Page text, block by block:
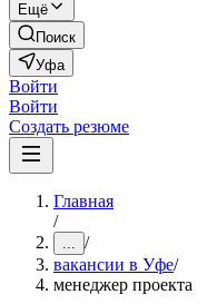
Ещё
Поиск
Уфа
Войти
Войти
Создать резюме
Главная
/
... /
вакансии в Уфе/
менеджер проекта